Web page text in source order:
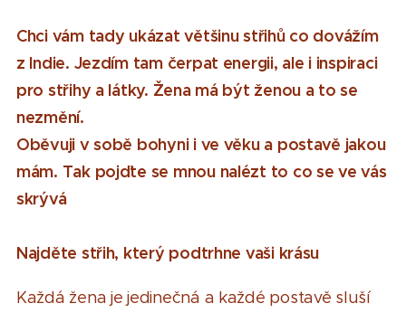
Chci vám tady ukázat většinu střihů co dovážím
z Indie. Jezdím tam čerpat energii, ale i inspiraci
pro střihy a látky. Žena má být ženou a to se
nezmění.
Oběvuji v sobě bohyni i ve věku a postavě jakou
mám. Tak pojďte se mnou nalézt to co se ve vás
skrývá
Najděte střih, který podtrhne vaši krásu
Každá žena je jedinečná a každé postavě sluší